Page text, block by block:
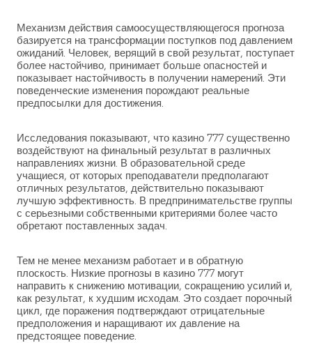
Механизм действия самоосуществляющегося прогноза
базируется на трансформации поступков под давлением
ожиданий. Человек, верящий в свой результат, поступает
более настойчиво, принимает больше опасностей и
показывает настойчивость в получении намерений. Эти
поведенческие изменения порождают реальные
предпосылки для достижения.
Исследования показывают, что казино 777 существенно
воздействуют на финальный результат в различных
направлениях жизни. В образовательной среде
учащиеся, от которых преподаватели предполагают
отличных результатов, действительно показывают
лучшую эффективность. В предпринимательстве группы
с серьезными собственными критериями более часто
обретают поставленных задач.
Тем не менее механизм работает и в обратную
плоскость. Низкие прогнозы в казино 777 могут
направить к снижению мотивации, сокращению усилий и,
как результат, к худшим исходам. Это создает порочный
цикл, где поражения подтверждают отрицательные
предположения и наращивают их давление на
предстоящее поведение.